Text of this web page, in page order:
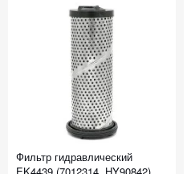
Фильтр гидравлический
EK4439 (7012314, HY90842)